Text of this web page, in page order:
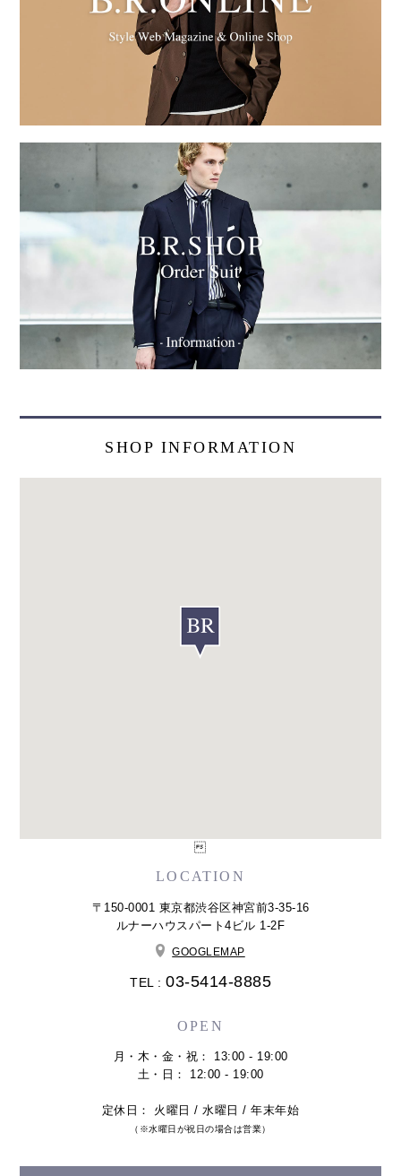
SHOP INFORMATION
LOCATION
〒150-0001 東京都渋谷区神宮前3-35-16
ルナーハウスパート4ビル 1-2F
GOOGLEMAP
TEL : 03-5414-8885
OPEN
月・木・金・祝： 13:00 - 19:00
土・日： 12:00 - 19:00
定休日： 火曜日 / 水曜日 / 年末年始
（※水曜日が祝日の場合は営業）